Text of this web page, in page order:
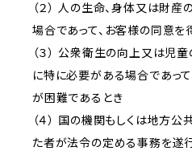
（２） 人の生命、身体又は財
場合であって、お客様の同意
（３） 公衆衛生の向上又は児
に特に必要がある場合であっ
が困難であるとき
（４） 国の機関もしくは地方
た者が法令の定める事務を遂